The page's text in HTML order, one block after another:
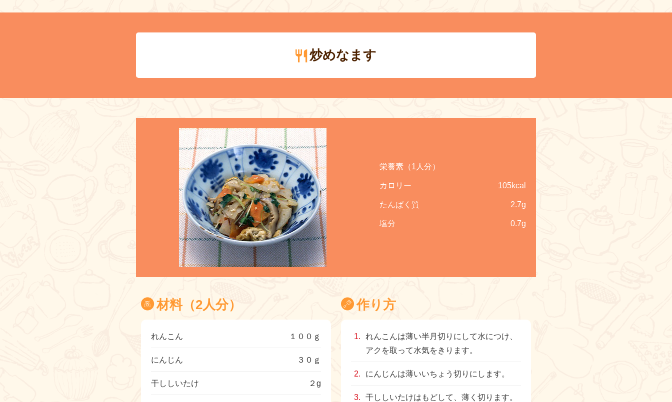
炒めなます
栄養素（1人分）
カロリー 105kcal
たんぱく質 2.7g
塩分 0.7g
材料（2人分）
れんこん １００ｇ
にんじん ３０ｇ
干ししいたけ ２g
作り方
れんこんは薄い半月切りにして水につけ、
アクを取って水気をきります。
にんじんは薄いいちょう切りにします。
干ししいたけはもどして、薄く切ります。